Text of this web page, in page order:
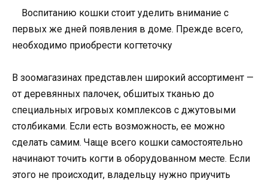
Воспитанию кошки стоит уделить внимание с
первых же дней появления в доме. Прежде всего,
необходимо приобрести когтеточку
В зоомагазинах представлен широкий ассортимент —
от деревянных палочек, обшитых тканью до
специальных игровых комплексов с джутовыми
столбиками. Если есть возможность, ее можно
сделать самим. Чаще всего кошки самостоятельно
начинают точить когти в оборудованном месте. Если
этого не происходит, владельцу нужно приучить